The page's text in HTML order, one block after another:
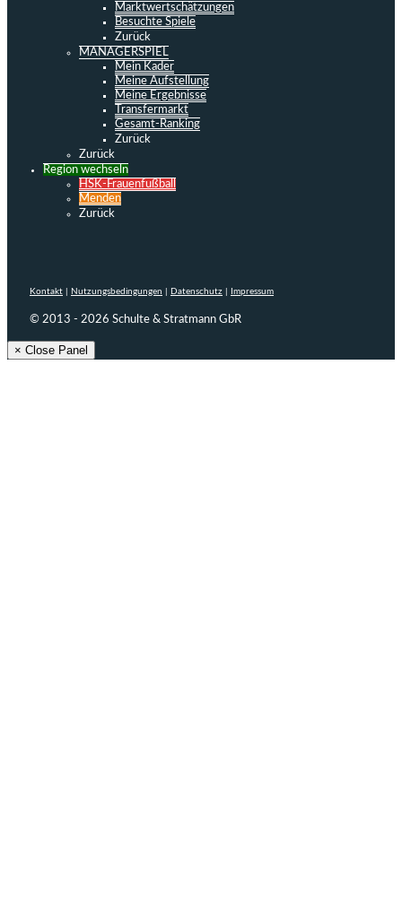
Marktwertschätzungen
Besuchte Spiele
Zurück
MANAGERSPIEL
Mein Kader
Meine Aufstellung
Meine Ergebnisse
Transfermarkt
Gesamt-Ranking
Zurück
Zurück
Region wechseln
HSK-Frauenfußball
Menden
Zurück
Kontakt Nutzungsbedingungen Datenschutz Impressum
© 2013 - 2026 Schulte & Stratmann GbR
× Close Panel